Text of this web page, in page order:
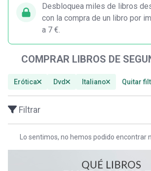
Desbloquea miles de libros
con la compra de un libro por
a 7 €.
COMPRAR LIBROS DE
Erótica Dvd Italiano Quitar
Filtrar
Lo sentimos, no hemos podido encontrar